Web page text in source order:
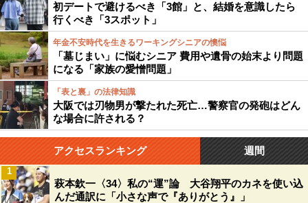
初デートで避けるべき「3館」と、結婚を意識したら
行くべき「3スポット」
年金不安時代を生きるワーキングシニアの懊悩
「墓じまい」に悩むシニア 費用や遺骨の始末より問題
になる「家族の愛憎問題」
「表と裏」の法律知識
大阪では刃物男が撃たれた死亡…警察官の発砲はどん
な場合に許される？
アクセスランキング 週間
萩本欽一〈34〉私の“運”論 大谷翔平のカネを使い込
んだ通訳に「小さな声で『ありがとう』」
1